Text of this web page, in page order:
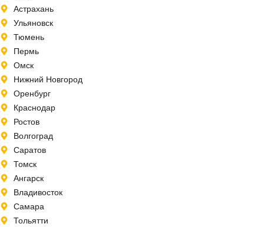
Астрахань
Ульяновск
Тюмень
Пермь
Омск
Нижний Новгород
Оренбург
Краснодар
Ростов
Волгоград
Саратов
Томск
Ангарск
Владивосток
Самара
Тольятти